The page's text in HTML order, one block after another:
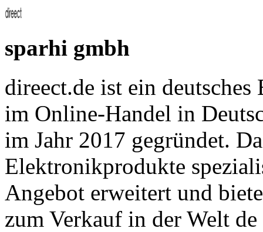
sparhi gmbh
direect.de ist ein
im Online-Handel in
im Jahr 2017 gegründet.
Elektronikprodukte
Angebot erweitert und
zum Verkauf in der Welt de